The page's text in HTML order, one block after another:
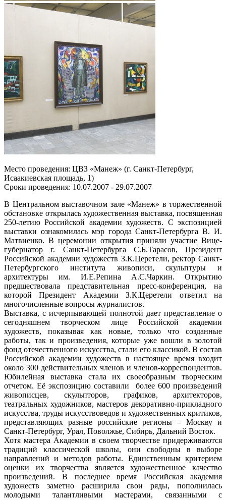
Место проведения: ЦВЗ «Манеж» (г. Санкт-Петербург,
Исаакиевская площадь, 1)
Сроки проведения: 10.07.2007 - 29.07.2007
В Центральном выставочном зале «Манеж» в торжественной
обстановке открылась художественная выставка, посвященная
250-летию Российской академии художеств. С экспозицией
выставки ознакомилась мэр города Санкт-Петербурга В. И.
Матвиенко. В церемонии открытия приняли участие Вице-
губернатор г. Санкт-Петербурга С.Б.Тарасов, Президент
Российской академии художеств З.К.Церетели, ректор Санкт-
Петербургского института живописи, скульптуры и
архитектуры им. И.Е.Репина А.С.Чаркин. Открытию
предшествовала представительная пресс-конференция, на
которой Президент Академии З.К.Церетели ответил на
многочисленные вопросы журналистов.
Выставка, с исчерпывающей полнотой дает представление о
сегодняшнем творческом лице Российской академии
художеств, показывая как новые, только что созданные
работы, так и произведения, которые уже вошли в золотой
фонд отечественного искусства, стали его классикой. В состав
Российской академии художеств в настоящее время входит
около 300 действительных членов и членов-корреспондентов.
Юбилейная выставка стала их своеобразным творческим
отчетом. Её экспозицию составили более 600 произведений
живописцев, скульпторов, графиков, архитекторов,
театральных художников, мастеров декоративно-прикладного
искусства, труды искусствоведов и художественных критиков,
представляющих разные российские регионы – Москву и
Санкт-Петербург, Урал, Поволжье, Сибирь, Дальний Восток.
Хотя мастера Академии в своем творчестве придерживаются
традиций классической школы, они свободны в выборе
направлений и методов работы. Единственным критерием
оценки их творчества является художественное качество
произведений. В последнее время Российская академия
художеств заметно расширила свои ряды, пополнилась
молодыми талантливыми мастерами, связанными с